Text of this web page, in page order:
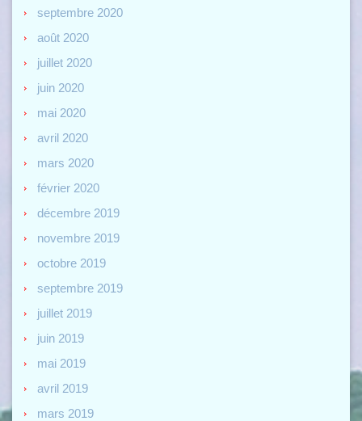
septembre 2020
août 2020
juillet 2020
juin 2020
mai 2020
avril 2020
mars 2020
février 2020
décembre 2019
novembre 2019
octobre 2019
septembre 2019
juillet 2019
juin 2019
mai 2019
avril 2019
mars 2019